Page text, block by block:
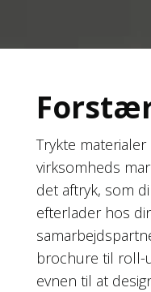
Trykte
virksomheds
det aftryk, som
efterlader hos
brochure til roll-
evnen til at